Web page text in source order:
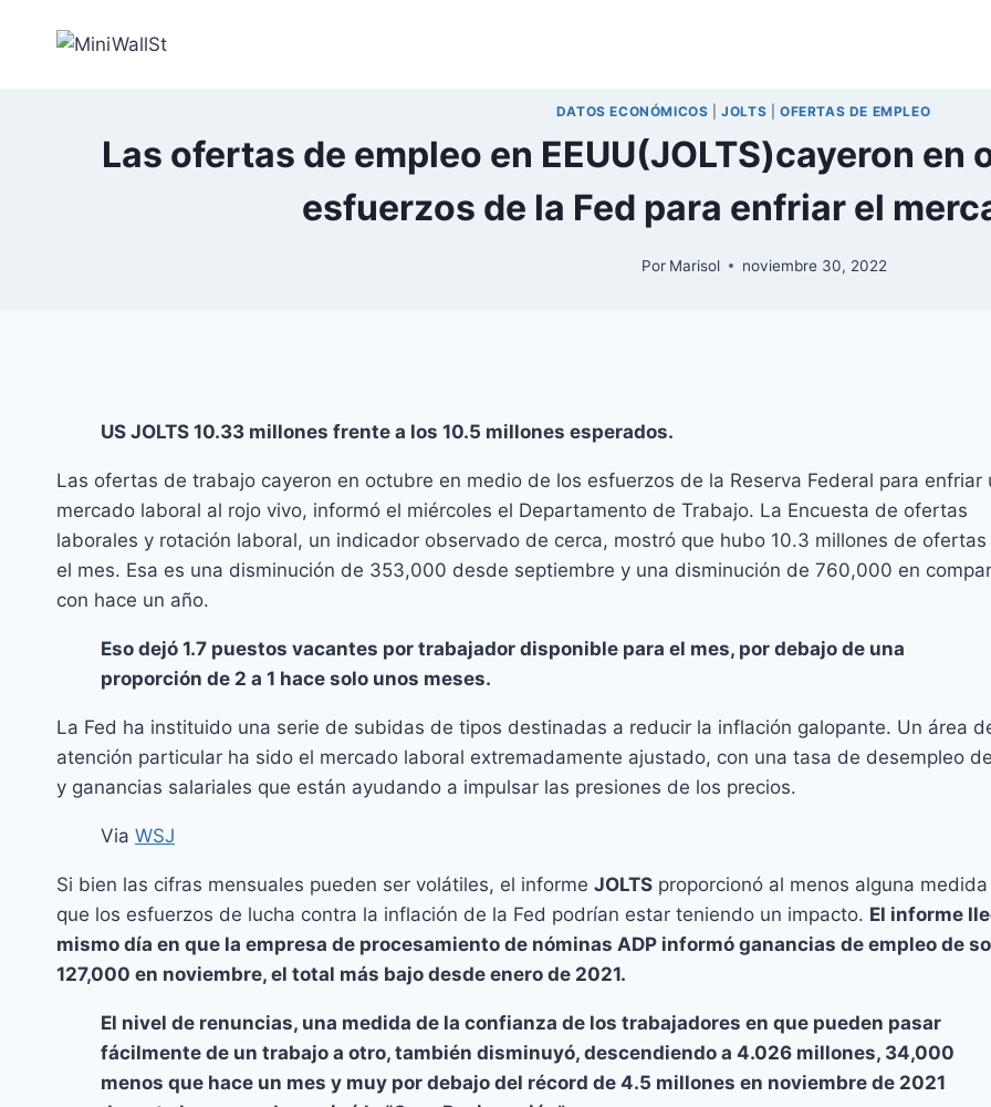
DATOS ECONÓMICOS |JOLTS OFERTAS DE EMPLEO
Las ofertas de empleo en EEUU(JOLTS)cayeron en
esfuerzos de la Fed para enfriar el
Por Marisol noviembre 30, 2022
US JOLTS 10.33 millones frente a los 10.5 millones esperados.
Las ofertas de trabajo cayeron en octubre en medio de los esfuerzos de la Reserva Federal para enfriar
mercado laboral al rojo vivo, informó el miércoles el Departamento de Trabajo. La Encuesta de ofertas
laborales y rotación laboral, un indicador observado de cerca, mostró que hubo 10.3 millones de ofertas
el mes. Esa es una disminución de 353,000 desde septiembre y una disminución de 760,000 en
con hace un año.
Eso dejó 1.7 puestos vacantes por trabajador disponible para el mes, por debajo de una
proporción de 2 a 1 hace solo unos meses.
La Fed ha instituido una serie de subidas de tipos destinadas a reducir la inflación galopante. Un área
atención particular ha sido el mercado laboral extremadamente ajustado, con una tasa de desempleo
y ganancias salariales que están ayudando a impulsar las presiones de los precios.
Via WSJ
Si bien las cifras mensuales pueden ser volátiles, el informe JOLTS proporcionó al menos alguna
que los esfuerzos de lucha contra la inflación de la Fed podrían estar teniendo un impacto. El informe
mismo día en que la empresa de procesamiento de nóminas ADP informó ganancias de empleo de
127,000 en noviembre, el total más bajo desde enero de 2021.
El nivel de renuncias, una medida de la confianza de los trabajadores en que pueden pasar
fácilmente de un trabajo a otro, también disminuyó, descendiendo a 4.026 millones, 34,000
menos que hace un mes y muy por debajo del récord de 4.5 millones en noviembre de 2021